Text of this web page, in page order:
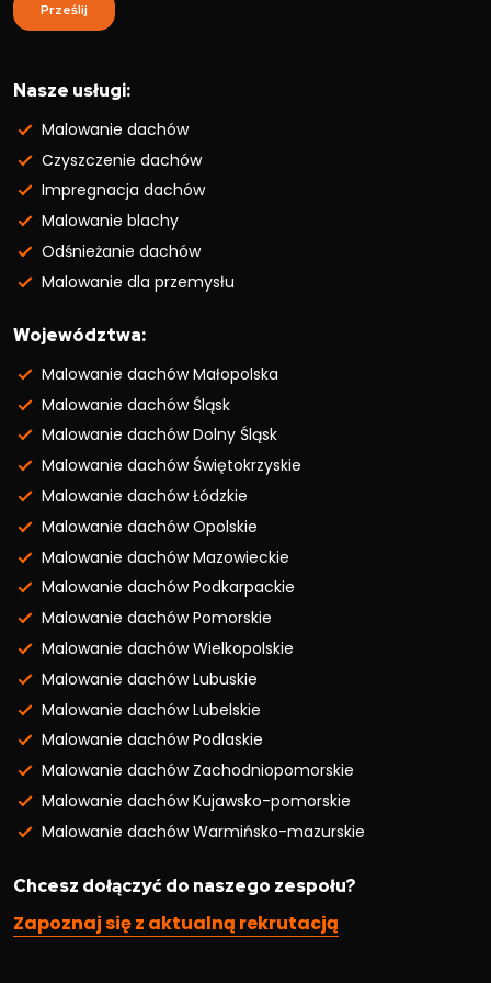
Nasze usługi:
Malowanie dachów
Czyszczenie dachów
Impregnacja dachów
Malowanie blachy
Odśnieżanie dachów
Malowanie dla przemysłu
Województwa:
Malowanie dachów Małopolska
Malowanie dachów Śląsk
Malowanie dachów Dolny Śląsk
Malowanie dachów Świętokrzyskie
Malowanie dachów Łódzkie
Malowanie dachów Opolskie
Malowanie dachów Mazowieckie
Malowanie dachów Podkarpackie
Malowanie dachów Pomorskie
Malowanie dachów Wielkopolskie
Malowanie dachów Lubuskie
Malowanie dachów Lubelskie
Malowanie dachów Podlaskie
Malowanie dachów Zachodniopomorskie
Malowanie dachów Kujawsko-pomorskie
Malowanie dachów Warmińsko-mazurskie
Chcesz dołączyć do naszego zespołu?
Zapoznaj się z aktualną rekrutacją